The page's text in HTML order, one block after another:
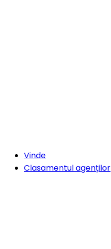
Vinde
Clasamentul agenților